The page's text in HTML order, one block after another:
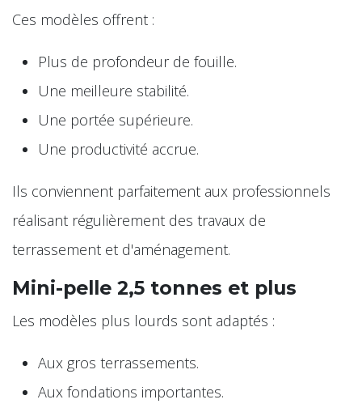
Ces modèles offrent :
Plus de profondeur de fouille.
Une meilleure stabilité.
Une portée supérieure.
Une productivité accrue.
Ils conviennent parfaitement aux professionnels
réalisant régulièrement des travaux de
terrassement et d'aménagement.
Mini-pelle 2,5 tonnes et plus
Les modèles plus lourds sont adaptés :
Aux gros terrassements.
Aux fondations importantes.